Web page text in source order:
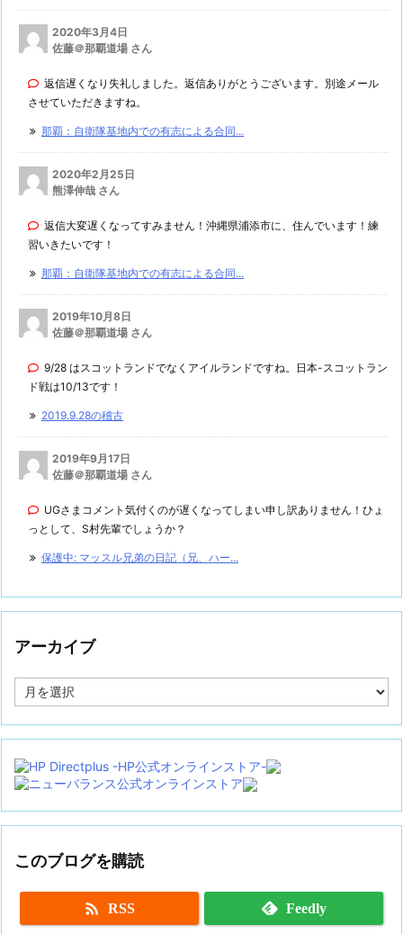
2020年3月4日
佐藤＠那覇道場 さん
返信遅くなり失礼しました。返信ありがとうございます。別途メール
させていただきますね。
那覇：自衛隊基地内での有志による合同...
2020年2月25日
熊澤伸哉 さん
返信大変遅くなってすみません！沖縄県浦添市に、住んでいます！練
習いきたいです！
那覇：自衛隊基地内での有志による合同...
2019年10月8日
佐藤＠那覇道場 さん
9/28 はスコットランドでなくアイルランドですね。日本-スコットラン
ド戦は10/13です！
2019.9.28の稽古
2019年9月17日
佐藤＠那覇道場 さん
UGさまコメント気付くのが遅くなってしまい申し訳ありません！ひょ
っとして、S村先輩でしょうか？
保護中: マッスル兄弟の日記（兄、ハー...
アーカイブ
ー
イ
このブログを購読
 RSS Feedly